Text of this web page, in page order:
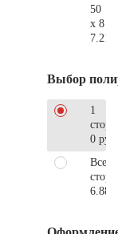
50
x 8
Выбор
1
0 руб.
Все